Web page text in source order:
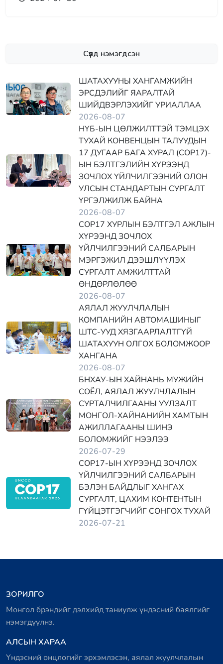
Сүүлд нэмэгдсэн
ШАТАХУУНЫ ХАНГАМЖИЙН
ЭРСДЭЛИЙГ ЯАРАЛТАЙ
ШИЙДВЭРЛЭХИЙГ УРИАЛЛАА
2026-08-07
НҮБ-ЫН ЦӨЛЖИЛТТЭЙ ТЭМЦЭХ
ТУХАЙ КОНВЕНЦЫН ТАЛУУДЫН
17 ДУГААР БАГА ХУРАЛ (COP17)-
ЫН БЭЛТГЭЛИЙН ХҮРЭЭНД
ЗОЧЛОХ ҮЙЛЧИЛГЭЭНИЙ ОЛОН
УЛСЫН СТАНДАРТЫН СУРГАЛТ
ҮРГЭЛЖИЛЖ БАЙНА
2026-08-07
COP17 ХУРЛЫН БЭЛТГЭЛ АЖЛЫН
ХҮРЭЭНД ЗОЧЛОХ
ҮЙЛЧИЛГЭЭНИЙ САЛБАРЫН
МЭРГЭЖИЛ ДЭЭШЛҮҮЛЭХ
СУРГАЛТ АМЖИЛТТАЙ
ӨНДӨРЛӨЛӨӨ
2026-08-07
АЯЛАЛ ЖУУЛЧЛАЛЫН
КОМПАНИЙН АВТОМАШИНЫГ
ШТС-УУД ХЯЗГААРЛАЛТГҮЙ
ШАТАХУУН ОЛГОХ БОЛОМЖООР
ХАНГАНА
2026-08-07
БНХАУ-ЫН ХАЙНАНЬ МУЖИЙН
СОЁЛ, АЯЛАЛ ЖУУЛЧЛАЛЫН
СУРТАЛЧИЛГААНЫ УУЛЗАЛТ
МОНГОЛ-ХАЙНАНИЙН ХАМТЫН
АЖИЛЛАГААНЫ ШИНЭ
БОЛОМЖИЙГ НЭЭЛЭЭ
2026-07-29
COP17-ЫН ХҮРЭЭНД ЗОЧЛОХ
ҮЙЛЧИЛГЭЭНИЙ САЛБАРЫН
БЭЛЭН БАЙДЛЫГ ХАНГАХ
СУРГАЛТ, ЦАХИМ КОНТЕНТЫН
ГҮЙЦЭТГЭГЧИЙГ СОНГОХ ТУХАЙ
2026-07-21
ЗОРИЛГО
Монгол брэндийг дэлхийд таниулж үндэсний баялгийг
нэмэгдүүлнэ.
АЛСЫН ХАРАА
Үндэсний онцлогийг эрхэмлэсэн, аялал жуулчлалын